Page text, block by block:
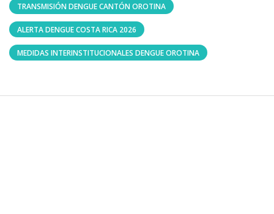
TRANSMISIÓN DENGUE CANTÓN OROTINA
ALERTA DENGUE COSTA RICA 2026
MEDIDAS INTERINSTITUCIONALES DENGUE OROTINA